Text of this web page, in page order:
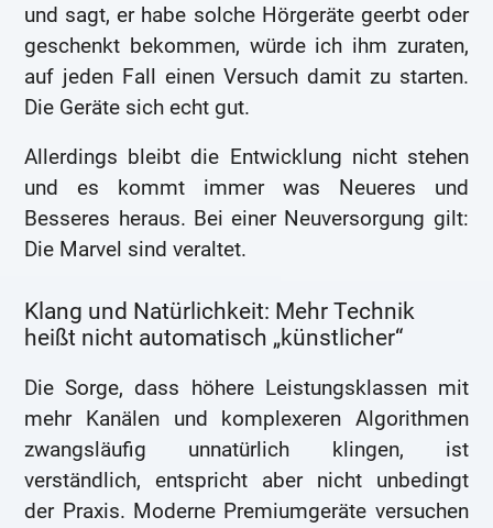
und sagt, er habe solche Hörgeräte geerbt oder
geschenkt bekommen, würde ich ihm zuraten,
auf jeden Fall einen Versuch damit zu starten.
Die Geräte sich echt gut.
Allerdings bleibt die Entwicklung nicht stehen
und es kommt immer was Neueres und
Besseres heraus. Bei einer Neuversorgung gilt:
Die Marvel sind veraltet.
Klang und Natürlichkeit: Mehr Technik
heißt nicht automatisch „künstlicher“
Die Sorge, dass höhere Leistungsklassen mit
mehr Kanälen und komplexeren Algorithmen
zwangsläufig unnatürlich klingen, ist
verständlich, entspricht aber nicht unbedingt
der Praxis. Moderne Premiumgeräte versuchen